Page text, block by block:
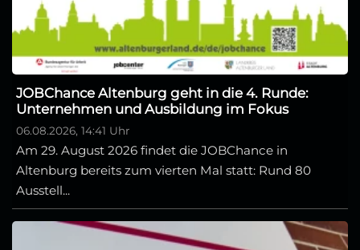
JOBChance Altenburg geht in die 4. Runde:
Unternehmen und Ausbildung im Fokus
06.08.2026, 14:41 Uhr
Am 29. August 2026 findet die JOBChance in
Altenburg bereits zum vierten Mal statt: Rund 80
Ausstell...